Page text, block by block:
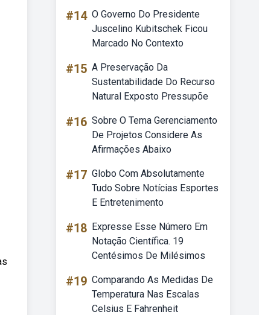
#14 O Governo Do Presidente
Juscelino Kubitschek Ficou
Marcado No Contexto
#15 A Preservação Da
Sustentabilidade Do Recurso
Natural Exposto Pressupõe
#16 Sobre O Tema Gerenciamento
De Projetos Considere As
Afirmações Abaixo
#17 Globo Com Absolutamente
Tudo Sobre Notícias Esportes
E Entretenimento
#18 Expresse Esse Número Em
Notação Científica. 19
Centésimos De Milésimos
#19 Comparando As Medidas De
Temperatura Nas Escalas
Celsius E Fahrenheit